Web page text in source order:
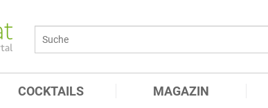
COCKTAILS MAGAZIN